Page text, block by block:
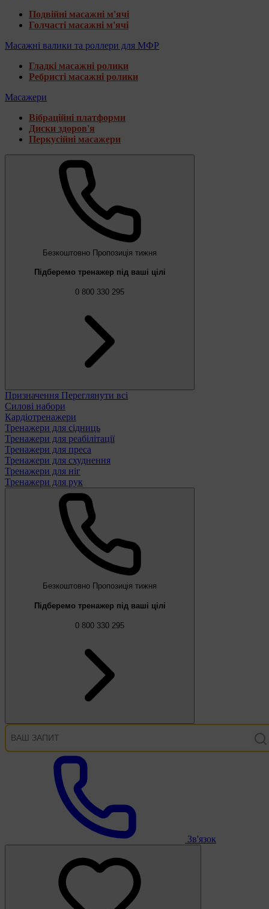
Подвійні масажні м'ячі
Голчасті масажні м'ячі
Масажні валики та роллери для МФР
Гладкі масажні ролики
Ребристі масажні ролики
Масажери
Вібраційні платформи
Диски здоров'я
Перкусійні масажери
Безкоштовно Пропозиція тижня
Підберемо тренажер під ваші цілі
0 800 330 295
Призначення Переглянути всі
Силові набори
Кардіотренажери
Тренажери для сідниць
Тренажери для реабілітації
Тренажери для преса
Тренажери для схуднення
Тренажери для ніг
Тренажери для рук
Безкоштовно Пропозиція тижня
Підберемо тренажер під ваші цілі
0 800 330 295
Зв'язок